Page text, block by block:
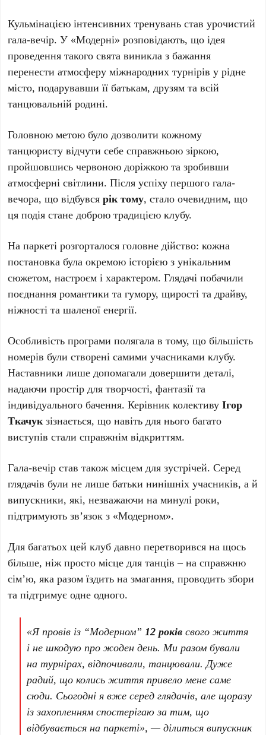
Кульмінацією інтенсивних тренувань став урочистий
гала-вечір. У «Модерні» розповідають, що ідея
проведення такого свята виникла з бажання
перенести атмосферу міжнародних турнірів у рідне
місто, подарувавши її батькам, друзям та всій
танцювальній родині.
Головною метою було дозволити кожному
танцюристу відчути себе справжньою зіркою,
пройшовшись червоною доріжкою та зробивши
атмосферні світлини. Після успіху першого гала-
вечора, що відбувсярік тому, стало очевидним, що
ця подія стане доброю традицією клубу.
На паркеті розгорталося головне дійство: кожна
постановка була окремою історією з унікальним
сюжетом, настроєм і характером. Глядачі побачили
поєднання романтики та гумору, щирості та драйву,
ніжності та шаленої енергії.
Особливість програми полягала в тому, що більшість
номерів були створені самими учасниками клубу.
Наставники лише допомагали довершити деталі,
надаючи простір для творчості, фантазії та
індивідуального бачення. Керівник колективуІгор
Ткачукзізнається, що навіть для нього багато
виступів стали справжнім відкриттям.
Гала-вечір став також місцем для зустрічей. Серед
глядачів були не лише батьки нинішніх учасників, а й
випускники, які, незважаючи на минулі роки,
підтримують зв’язок з «Модерном».
Для багатьох цей клуб давно перетворився на щось
більше, ніж просто місце для танців – на справжню
сім’ю, яка разом їздить на змагання, проводить збори
та підтримує одне одного.
«Я провів із “Модерном”12 років свого життя
і не шкодую про жоден день. Ми разом бували
на турнірах, відпочивали, танцювали. Дуже
радий, що колись життя привело мене саме
сюди. Сьогодні я вже серед глядачів, але щоразу
із захопленням спостерігаю за тим, що
відбувається на паркеті», — ділиться випускник